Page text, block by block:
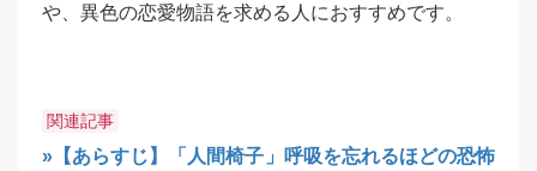
や、異色の恋愛物語を求める人におすすめです。
関連記事
»【あらすじ】「人間椅子」呼吸を忘れるほどの恐怖